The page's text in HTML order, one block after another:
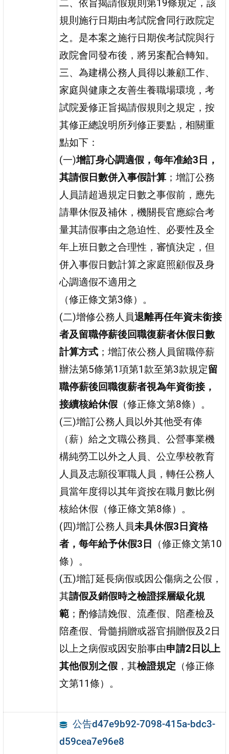
二、依旨揭請假規則第19條規定，該
規則施行日期由考試院會同行政院定
之。是本案之施行日期俟考試院與行
政院會同發布後，將另案配合轉知。
三、為建構公務人員得以兼顧工作、
家庭與健康之友善生養職場環境，考
試院爰修正旨揭請假規則之規定，按
其修正總說明所列修正要點，相關重
點如下：
(一)增訂身心調適假，每年准給3日，
其請假日數併入事假計算 ；增訂公務
人員請超過規定日數之事假前，應先
請畢休假及補休，機關長官應綜合考
量其請假事由之急迫性、必要性及全
年上班日數之合理性，審慎決定，但
併入事假日數計算之家庭照顧假及身
心調適假不適用之
（修正條文第3條）。
(二)增修公務人員退離再任年資未銜接
者及留職停薪後回職復薪者休假日數
計算方式 ；增訂依公務人員留職停薪
辦法第5條第1項第1款至第3款規定留
職停薪後回職復薪者視為年資銜接，
接續核給休假 （修正條文第8條）。
(三)增訂公務人員以外其他受有俸
（薪）給之文職公務員、公營事業機
構純勞工以外之人員、公立學校教育
人員及志願役軍職人員，轉任公務人
員當年度得以其年資按在職月數比例
核給休假（修正條文第8條）。
(四)增訂公務人員未具休假3日資格
者，每年給予休假3日
（修正條文第10
條）。
(五)增訂延長病假或因公傷病之公假，
其請假及銷假時之檢證採層級化規
範 ；酌修請娩假、流產假、陪產檢及
陪產假、骨髓捐贈或器官捐贈假及2日
以上之病假或因安胎事由申請2日以上
其他假別之假 ，其檢證規定 （修正條
文第11條）。
公告d47e9b92-7098-415a-bdc3-
d59cea7e96e8